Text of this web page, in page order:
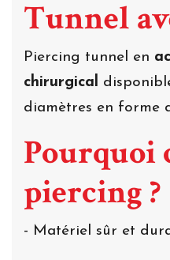
Tunnel
Piercing tunnel en
chirurgical
diamètres en forme
Pourquoi
piercing ?
- Matériel sûr et